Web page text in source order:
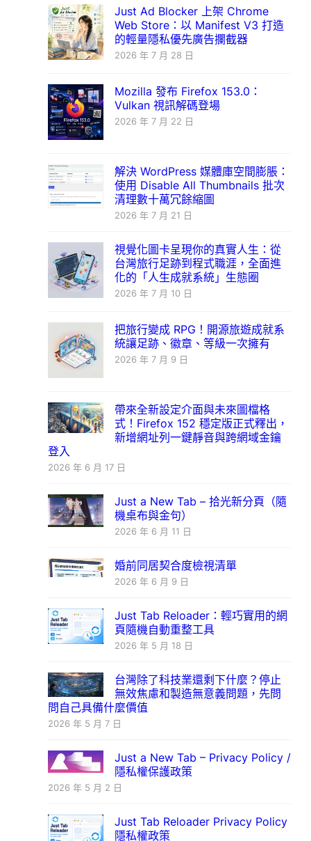
Just Ad Blocker 上架 Chrome
Web Store：以 Manifest V3 打造
的輕量隱私優先廣告攔截器
2026 年 7 月 28 日
Mozilla 發布 Firefox 153.0：
Vulkan 視訊解碼登場
2026 年 7 月 22 日
解決 WordPress 媒體庫空間膨脹：
使用 Disable All Thumbnails 批次
清理數十萬冗餘縮圖
2026 年 7 月 21 日
視覺化圖卡呈現你的真實人生：從
台灣旅行足跡到程式職涯，全面進
化的「人生成就系統」生態圈
2026 年 7 月 10 日
把旅行變成 RPG！開源旅遊成就系
統讓足跡、徽章、等級一次擁有
2026 年 7 月 9 日
帶來全新設定介面與未來圖檔格
式！Firefox 152 穩定版正式釋出，
新增網址列一鍵靜音與跨網域金鑰
登入
2026 年 6 月 17 日
Just a New Tab – 拾光新分頁（隨
機桌布與金句）
2026 年 6 月 11 日
婚前同居契合度檢視清單
2026 年 6 月 9 日
Just Tab Reloader：輕巧實用的網
頁隨機自動重整工具
2026 年 5 月 18 日
台灣除了科技業還剩下什麼？停止
無效焦慮和製造無意義問題，先問
問自己具備什麼價值
2026 年 5 月 7 日
Just a New Tab – Privacy Policy /
隱私權保護政策
2026 年 5 月 2 日
Just Tab Reloader Privacy Policy
隱私權政策